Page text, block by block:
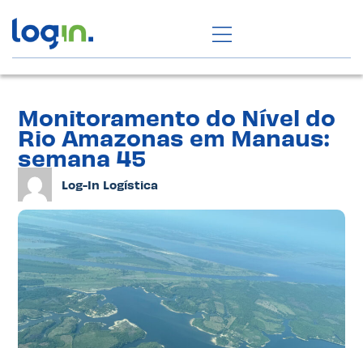
Monitoramento do Nível do
Rio Amazonas em Manaus:
semana 45
Log-In Logística